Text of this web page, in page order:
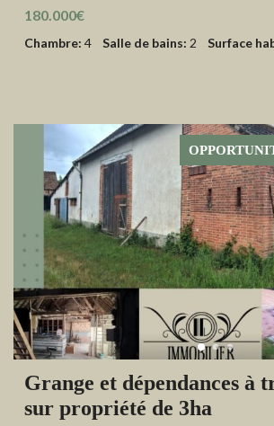
180.000€
Chambre: 4 Salle de bains: 2 Surface
Grange et dépendances à
sur propriété de 3ha